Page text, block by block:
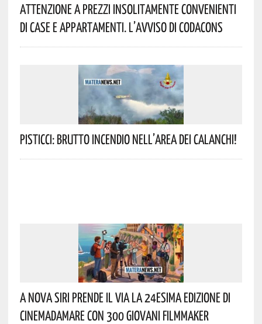
Attenzione A Prezzi Insolitamente Convenienti
Di Case E Appartamenti. L’avviso Di Codacons
Pisticci: Brutto Incendio Nell’area Dei Calanchi!
A Nova Siri Prende Il Via La 24esima Edizione Di
Cinemadamare Con 300 Giovani Filmmaker